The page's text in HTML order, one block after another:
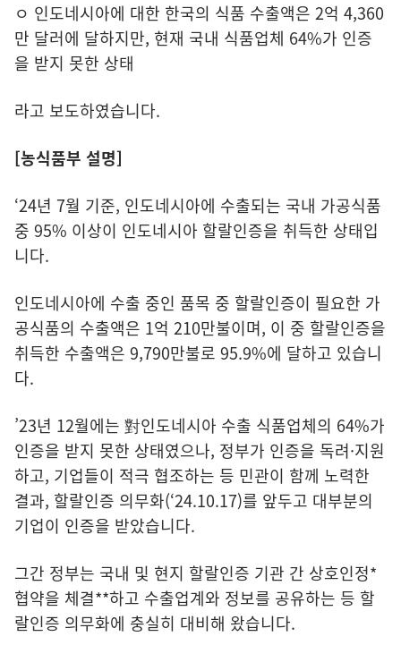
ㅇ 인도네시아에 대한 한국의 식품 수출액은 2억 4,360
만 달러에 달하지만, 현재 국내 식품업체 64%가 인증
을 받지 못한 상태
라고 보도하였습니다.
[농식품부 설명]
‘24년 7월 기준, 인도네시아에 수출되는 국내 가공식품
중 95% 이상이 인도네시아 할랄인증을 취득한 상태입
니다.
인도네시아에 수출 중인 품목 중 할랄인증이 필요한 가
공식품의 수출액은 1억 210만불이며, 이 중 할랄인증을
취득한 수출액은 9,790만불로 95.9%에 달하고 있습니
다.
’23년 12월에는 對인도네시아 수출 식품업체의 64%가
인증을 받지 못한 상태였으나, 정부가 인증을 독려·지원
하고, 기업들이 적극 협조하는 등 민관이 함께 노력한
결과, 할랄인증 의무화(‘24.10.17)를 앞두고 대부분의
기업이 인증을 받았습니다.
그간 정부는 국내 및 현지 할랄인증 기관 간 상호인정*
협약을 체결**하고 수출업계와 정보를 공유하는 등 할
랄인증 의무화에 충실히 대비해 왔습니다.